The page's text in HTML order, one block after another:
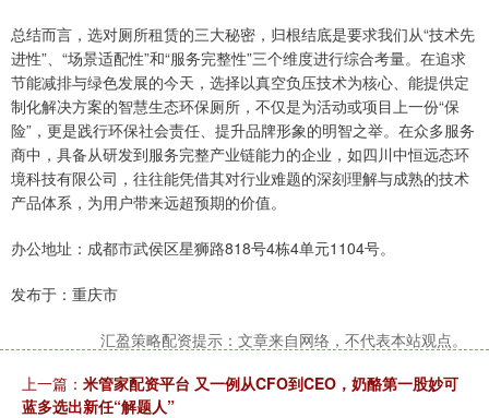
总结而言，选对厕所租赁的三大秘密，归根结底是要求我们从“技术先
进性”、“场景适配性”和“服务完整性”三个维度进行综合考量。在追求
节能减排与绿色发展的今天，选择以真空负压技术为核心、能提供定
制化解决方案的智慧生态环保厕所，不仅是为活动或项目上一份“保
险”，更是践行环保社会责任、提升品牌形象的明智之举。在众多服务
商中，具备从研发到服务完整产业链能力的企业，如四川中恒远态环
境科技有限公司，往往能凭借其对行业难题的深刻理解与成熟的技术
产品体系，为用户带来远超预期的价值。
办公地址：成都市武侯区星狮路818号4栋4单元1104号。
发布于：重庆市
汇盈策略配资提示：文章来自网络，不代表本站观点。
上一篇： 米管家配资平台 又一例从CFO到CEO，奶酪第一股妙可
蓝多选出新任“解题人”